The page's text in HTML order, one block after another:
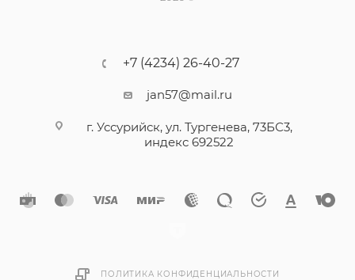
+7 (4234) 26-40-27
jan57@mail.ru
г. Уссурийск, ул. Тургенева, 73БС3,
индекс 692522
ПОЛИТИКА КОНФИДЕНЦИАЛЬНОСТИ